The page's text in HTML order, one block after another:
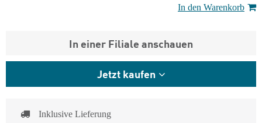
In den Warenkorb
In einer Filiale anschauen
Jetzt kaufen
Inklusive Lieferung